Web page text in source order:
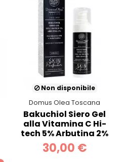
Non disponibile
Domus Olea Toscana
Bakuchiol Siero Gel
alla Vitamina C Hi-
tech 5% Arbutina 2%
30,00 €